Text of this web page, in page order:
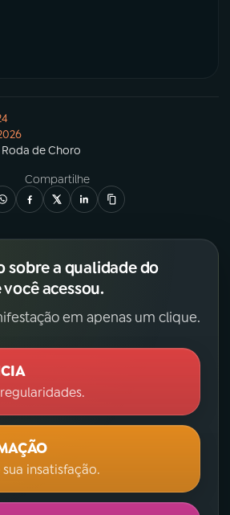
Roda de Choro
Compartilhe
sobre a qualidade do
acessou.
em apenas um clique.
insatisfação.